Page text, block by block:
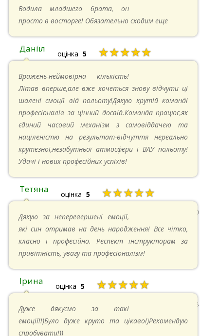
Водила младшего брата, он
просто в восторге! Обязательно сходим еще
Даніїл оцінка 5 ★★★★★
Вражень-неймовірна кількість!
Літав вперше,але вже хочеться знову відчути ці
шалені ємоції від польоту!Дякую крутій команді
професіоналів за цінний досвід.Команда працює,як
єдиний часовий механізм з самовіддачею та
націленістю на результат-відчуття нереально
крутезної,незабутньої атмосфери і ВАУ польоту!
Удачі і нових професійних успіхів!
Тетяна оцінка 5 ★★★★★
13.05.2024 в 11:30
Дякую за неперевершені емоції,
які син отримав на день народження! Все чітко,
класно і професійно. Респект інструкторам за
привітність, увагу та професіоналізм!
Ірина оцінка 5 ★★★★★
11.05.2024 в 15:48
Дуже дякуємо за такі
емоції!!)Було дуже круто та цікаво!)Рекомендую
спробувати!))